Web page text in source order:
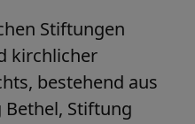
Stiftungen
kirchlicher
bestehend aus
Stiftung